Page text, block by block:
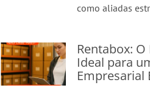
como aliadas
Rentabox:
Ideal para
Empresarial